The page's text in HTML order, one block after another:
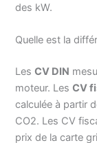
des kW.
Quelle est la
LesCV DIN
moteur. LesCV
calculée à partir
CO2. Les CV
prix de la carte